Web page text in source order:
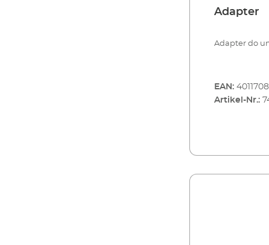
Adapter
Adapter do
EAN:
Artikel-Nr.: